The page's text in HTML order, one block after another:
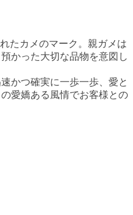
たカメのマーク。親ガメは
かった大切な品物を意図し
かつ確実に一歩一歩、愛と
愛嬌ある風情でお客様との